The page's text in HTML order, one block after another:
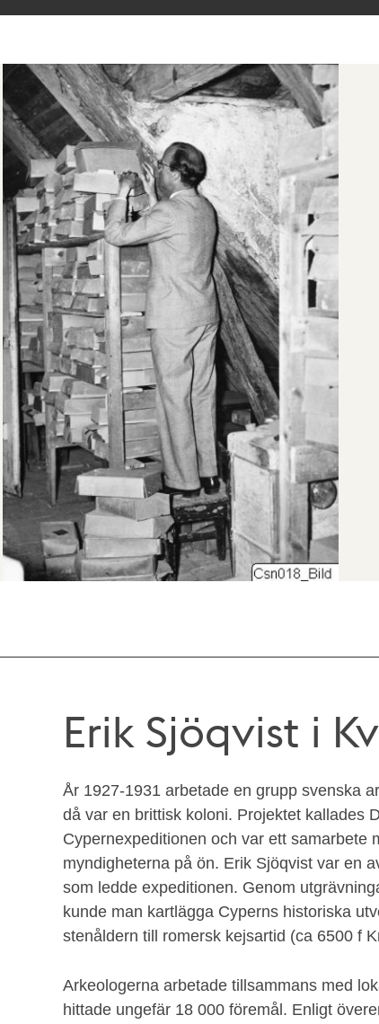
Erik Sjöqvist i
År 1927-1931 arbetade en grupp svenska
då var en brittisk koloni. Projektet kallades
Cypernexpeditionen och var ett samarbete
myndigheterna på ön. Erik Sjöqvist var en
som ledde expeditionen. Genom
kunde man kartlägga Cyperns historiska
stenåldern till romersk kejsartid (ca 6500 f
Arkeologerna arbetade tillsammans med
hittade ungefär 18 000 föremål. Enligt